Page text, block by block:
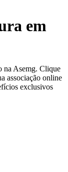
em
na Asemg. Clique
associação online
exclusivos